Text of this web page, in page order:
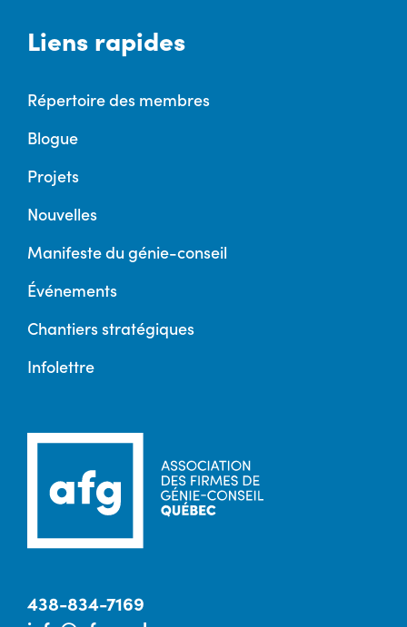
Liens rapides
Répertoire des membres
Blogue
Projets
Nouvelles
Manifeste du génie-conseil
Événements
Chantiers stratégiques
Infolettre
438-834-7169